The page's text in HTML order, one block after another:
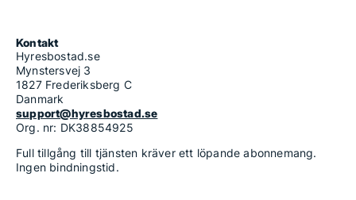
Kontakt
Hyresbostad.se
Mynstersvej 3
1827 Frederiksberg C
Danmark
support@hyresbostad.se
Org. nr: DK38854925
Full tillgång till tjänsten kräver ett löpande abonnemang.
Ingen bindningstid.